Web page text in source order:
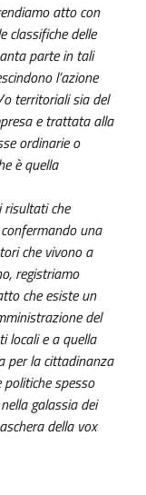
atto con
classifiche delle
parte in tali
l’azione
territoriali sia del
e trattata alla
ordinarie o
è quella
risultati che
una
che vivono a
registriamo
che esiste un
del
locali e a quella
per la cittadinanza
spesso
galassia dei
della vox